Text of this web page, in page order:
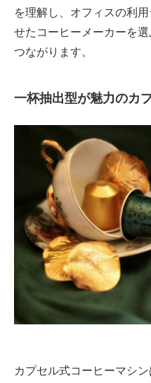
を理解し、オフィスの利
せたコーヒーメーカーを
つながります。
一杯抽出型が魅力のカ
カプセル式コーヒーマシ